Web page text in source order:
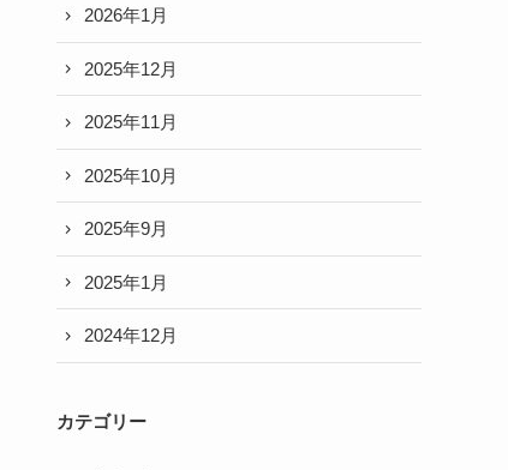
2026年1月
2025年12月
2025年11月
2025年10月
2025年9月
2025年1月
2024年12月
カテゴリー